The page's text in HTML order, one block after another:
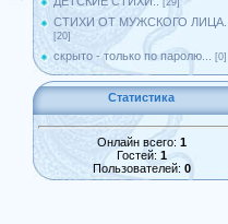
[29]
СТИХИ ОТ МУЖСКОГО ЛИЦА..
[20]
скрыто - только по паролю... [0]
Статистика
Онлайн всего: 1
Гостей: 1
Пользователей: 0